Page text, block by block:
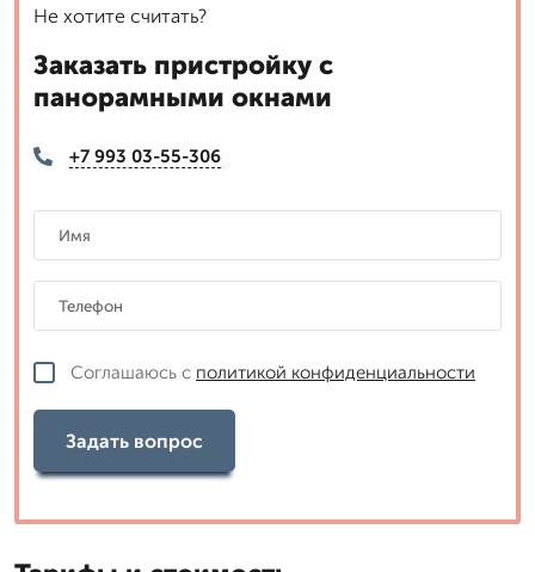
Не хотите считать?
Заказать пристройку с
панорамными окнами
+7 993 03-55-306
Соглашаюсь с политикой конфиденциальности
Задать вопрос